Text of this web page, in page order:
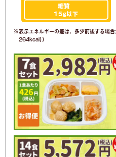
糖質
15g以下
表示エネルギーの差は、多少前後する
264kcal))